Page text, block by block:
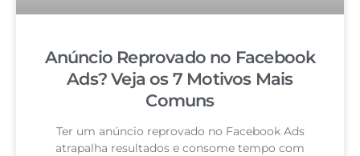
Anúncio Reprovado no Facebook
Ads? Veja os 7 Motivos Mais
Comuns
Ter um anúncio reprovado no Facebook Ads
atrapalha resultados e consome tempo com